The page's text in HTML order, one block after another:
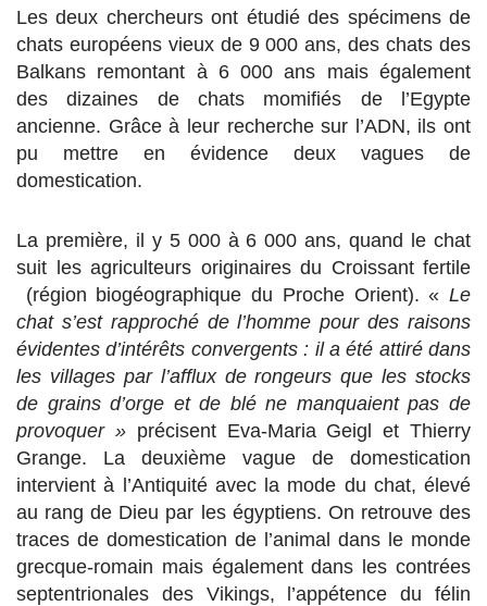
Les deux chercheurs ont étudié des spécimens de
chats européens vieux de 9 000 ans, des chats des
Balkans remontant à 6 000 ans mais également
des dizaines de chats momifiés de l’Egypte
ancienne. Grâce à leur recherche sur l’ADN, ils ont
pu mettre en évidence deux vagues de
domestication.
La première, il y 5 000 à 6 000 ans, quand le chat
suit les agriculteurs originaires du Croissant fertile
(région biogéographique du Proche Orient). « Le
chat s’est rapproché de l’homme pour des raisons
évidentes d’intérêts convergents : il a été attiré dans
les villages par l’afflux de rongeurs que les stocks
de grains d’orge et de blé ne manquaient pas de
provoquer » précisent Eva-Maria Geigl et Thierry
Grange. La deuxième vague de domestication
intervient à l’Antiquité avec la mode du chat, élevé
au rang de Dieu par les égyptiens. On retrouve des
traces de domestication de l’animal dans le monde
grecque-romain mais également dans les contrées
septentrionales des Vikings, l’appétence du félin